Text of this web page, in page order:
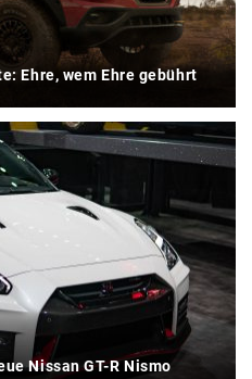
Ehre, wem Ehre gebührt
Nissan GT-R Nismo